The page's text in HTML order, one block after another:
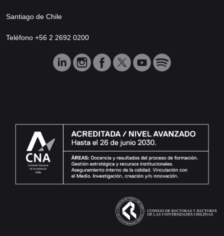
Santiago de Chile
Teléfono +56 2 2692 0200